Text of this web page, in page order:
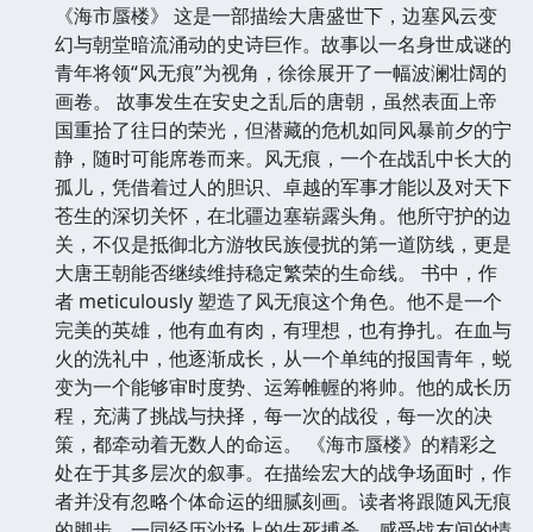
《海市蜃楼》 这是一部描绘大唐盛世下，边塞风云变
幻与朝堂暗流涌动的史诗巨作。故事以一名身世成谜的
青年将领“风无痕”为视角，徐徐展开了一幅波澜壮阔的
画卷。 故事发生在安史之乱后的唐朝，虽然表面上帝
国重拾了往日的荣光，但潜藏的危机如同风暴前夕的宁
静，随时可能席卷而来。风无痕，一个在战乱中长大的
孤儿，凭借着过人的胆识、卓越的军事才能以及对天下
苍生的深切关怀，在北疆边塞崭露头角。他所守护的边
关，不仅是抵御北方游牧民族侵扰的第一道防线，更是
大唐王朝能否继续维持稳定繁荣的生命线。 书中，作
者 meticulously 塑造了风无痕这个角色。他不是一个
完美的英雄，他有血有肉，有理想，也有挣扎。在血与
火的洗礼中，他逐渐成长，从一个单纯的报国青年，蜕
变为一个能够审时度势、运筹帷幄的将帅。他的成长历
程，充满了挑战与抉择，每一次的战役，每一次的决
策，都牵动着无数人的命运。 《海市蜃楼》的精彩之
处在于其多层次的叙事。在描绘宏大的战争场面时，作
者并没有忽略个体命运的细腻刻画。读者将跟随风无痕